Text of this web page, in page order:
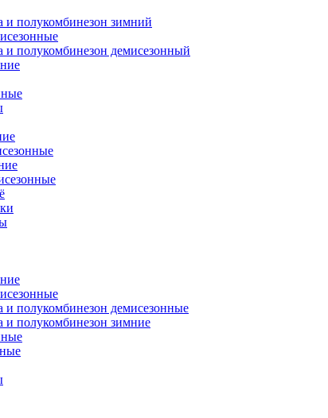
и полукомбинезон зимний
и полукомбинезон демисезонный
и полукомбинезон демисезонные
и полукомбинезон зимние